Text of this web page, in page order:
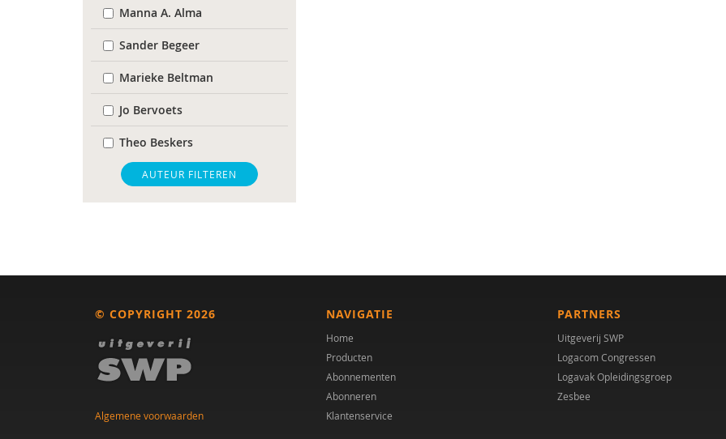
Manna A. Alma
Sander Begeer
Marieke Beltman
Jo Bervoets
Theo Beskers
Paul Blankert
Dienke Boertien
Denny Borsboom
Jan Buitelaar
Mieke Cardol
AUTEUR FILTEREN
© COPYRIGHT 2026
Algemene voorwaarden
NAVIGATIE
Home
Producten
Abonnementen
Abonneren
Klantenservice
PARTNERS
Uitgeverij SWP
Logacom Congressen
Logavak Opleidingsgroep
Zesbee